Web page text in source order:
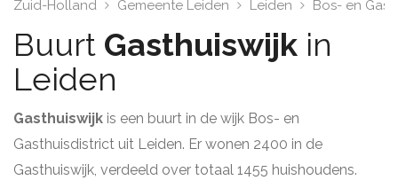
Zuid-Holland Gemeente Leiden Leiden Bos- en
Buurt Gasthuiswijk in
Leiden
Gasthuiswijk is een buurt in de wijk Bos- en
Gasthuisdistrict uit Leiden. Er wonen 2400 in de
Gasthuiswijk, verdeeld over totaal 1455 huishoudens.